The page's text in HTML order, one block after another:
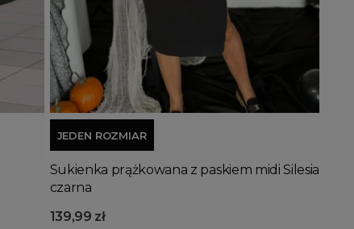
Dodaj do koszyka
JEDEN ROZMIAR
Sukienka prążkowana z paskiem midi Silesia
czarna
139,99 zł